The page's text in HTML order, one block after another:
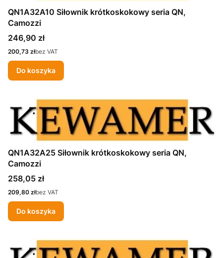
QN1A32A10 Siłownik krótkoskokowy seria QN,
Camozzi
Cena
246,90 zł
Cena
200,73 złbez VAT
Do koszyka
QN1A32A25 Siłownik krótkoskokowy seria QN,
Camozzi
Cena
258,05 zł
Cena
209,80 złbez VAT
Do koszyka